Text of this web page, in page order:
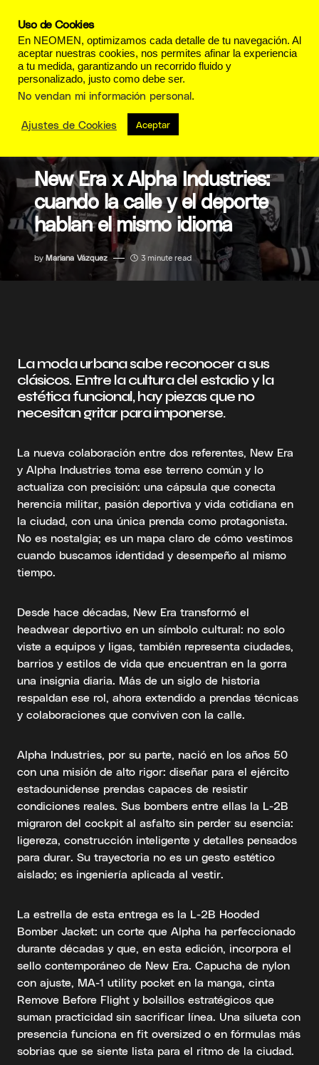
New Era x Alpha Industries:
cuando la calle y el deporte
hablan el mismo idioma
by Mariana Vázquez 3 minute read
La moda urbana sabe reconocer a sus
clásicos. Entre la cultura del estadio y la
estética funcional, hay piezas que no
necesitan gritar para imponerse.
La nueva colaboración entre dos referentes, New Era
y Alpha Industries toma ese terreno común y lo
actualiza con precisión: una cápsula que conecta
herencia militar, pasión deportiva y vida cotidiana en
la ciudad, con una única prenda como protagonista.
No es nostalgia; es un mapa claro de cómo vestimos
cuando buscamos identidad y desempeño al mismo
tiempo.
Desde hace décadas, New Era transformó el
headwear deportivo en un símbolo cultural: no solo
viste a equipos y ligas, también representa ciudades,
barrios y estilos de vida que encuentran en la gorra
una insignia diaria. Más de un siglo de historia
respaldan ese rol, ahora extendido a prendas técnicas
y colaboraciones que conviven con la calle.
Alpha Industries, por su parte, nació en los años 50
con una misión de alto rigor: diseñar para el ejército
estadounidense prendas capaces de resistir
condiciones reales. Sus bombers entre ellas la L-2B
migraron del cockpit al asfalto sin perder su esencia:
ligereza, construcción inteligente y detalles pensados
para durar. Su trayectoria no es un gesto estético
aislado; es ingeniería aplicada al vestir.
La estrella de esta entrega es la L-2B Hooded
Bomber Jacket: un corte que Alpha ha perfeccionado
durante décadas y que, en esta edición, incorpora el
sello contemporáneo de New Era. Capucha de nylon
con ajuste, MA-1 utility pocket en la manga, cinta
Remove Before Flight y bolsillos estratégicos que
suman practicidad sin sacrificar línea. Una silueta con
presencia funciona en fit oversized o en fórmulas más
sobrias que se siente lista para el ritmo de la ciudad.
Uso de Cookies
En NEOMEN, optimizamos cada detalle de tu navegación. Al
aceptar nuestras cookies, nos permites afinar la experiencia
a tu medida, garantizando un recorrido fluido y
personalizado, justo como debe ser.
No vendan mi información personal.
Ajustes de Cookies Aceptar